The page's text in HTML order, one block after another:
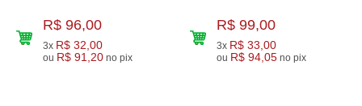
R$ 96,00
3x R$ 32,00
ou R$ 91,20 no pix
R$ 99,00
3x R$ 33,00
ou R$ 94,05 no pix